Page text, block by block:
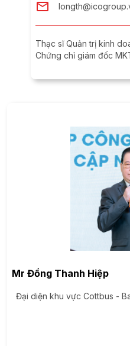
Thạc sĩ Quản trị kinh
Chứng chỉ giám đốc
Mr Đồng Thanh Hiệp
Đại diện khu vực Cottbus -